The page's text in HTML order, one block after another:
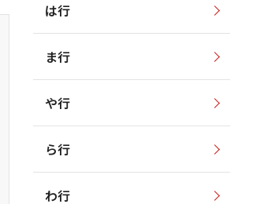
は行
ま行
や行
ら行
わ行